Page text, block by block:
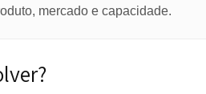
formada.